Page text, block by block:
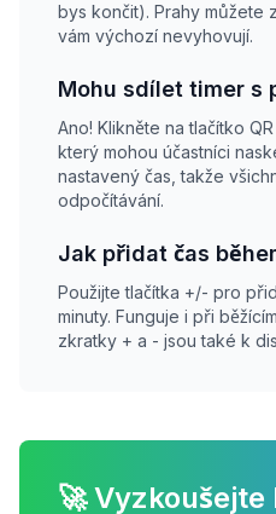
bys končit). Prahy můžete
vám výchozí nevyhovují.
Mohu sdílet timer s
Ano! Klikněte na tlačítko
který mohou účastníci
nastavený čas, takže
odpočítávání.
Jak přidat čas
Použijte tlačítka +/- pro
minuty. Funguje i při
zkratky + a - jsou také k
🚀